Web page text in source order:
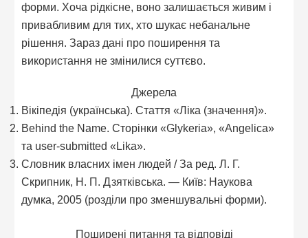
форми. Хоча рідкісне, воно залишається живим і
привабливим для тих, хто шукає небанальне
рішення. Зараз дані про поширення та
використання не змінилися суттєво.
Джерела
Вікіпедія (українська). Стаття «Ліка (значення)».
Behind the Name. Сторінки «Glykeria», «Angelica»
та user-submitted «Lika».
Словник власних імен людей / За ред. Л. Г.
Скрипник, Н. П. Дзятківська. — Київ: Наукова
думка, 2005 (розділи про зменшувальні форми).
Поширені питання та відповіді